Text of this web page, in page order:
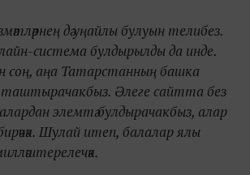
дә уңайлы булуын телибез.
система булдырылды да инде.
соң, аңа Татарстанның башка
Әлеге сайтта без
элемтә булдырачакбыз, алар
Шулай итеп, балалар ялы